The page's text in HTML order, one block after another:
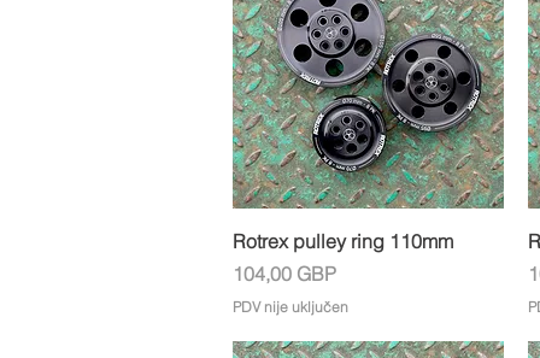
Brzi pregled
Rotrex pulley ring 110mm
Cijena
104,00 GBP
PDV nije uključen